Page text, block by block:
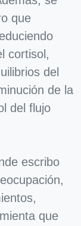
que
cortisol,
del
de la
del flujo
escribo
que